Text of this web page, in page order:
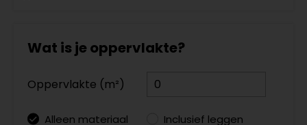
Wat is je oppervlakte?
Oppervlakte (m²)
Alleen materiaal Inclusief leggen